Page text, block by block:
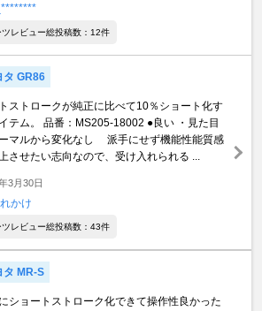
ツレビュー総投稿数：12件
タ GR86
ストロークが純正に比べて10％ショート化す
テム。 品番：MS205-18002 ●良い ・見た目
マルから変化なし 派手にせず機能性能質感
させたい志向なので、受け入れられる ...
3月30日
かけ
ツレビュー総投稿数：43件
タ MR-S
ショートストローク化できて操作性良かった